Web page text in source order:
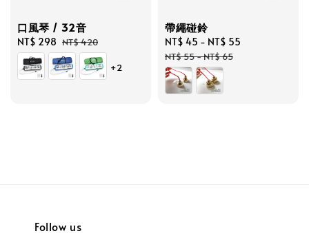
口風琴 / 32音
Sale
price
NT$ 298 Regular
price
NT$ 420
+2
帶繩碰鈴
Sale
price
NT$ 45 - NT$ 55
NT$ 55-NT$ 65
Follow us